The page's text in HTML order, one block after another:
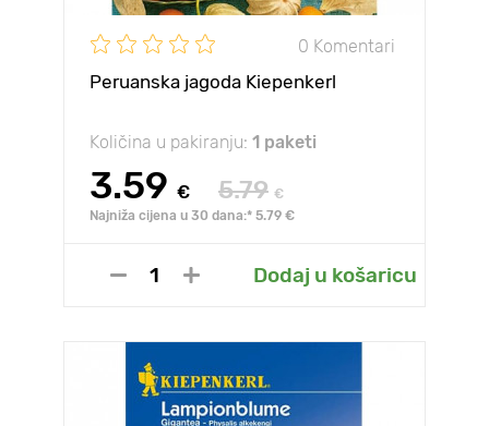
0 Komentari
Peruanska jagoda Kiepenkerl
Količina u pakiranju: 1 paketi
3.59 € 5.79 €
Najniža cijena u 30 dana:* 5.79 €
Dodaj u košaricu